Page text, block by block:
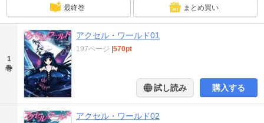
最終巻 まとめ買い
1
巻
アクセル・ワールド01
197ページ 570pt
試し読み 購入する
アクセル・ワールド02